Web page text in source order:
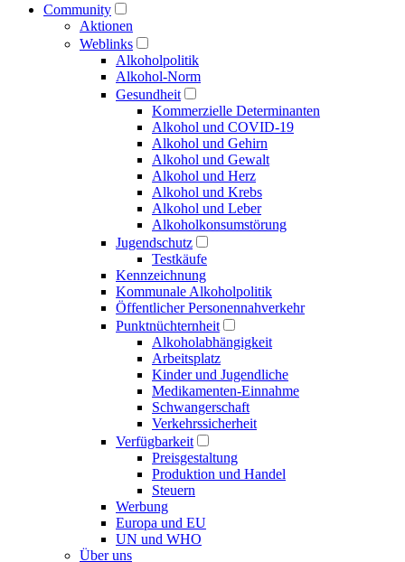
Community
Aktionen
Weblinks
Alkoholpolitik
Alkohol-Norm
Gesundheit
Kommerzielle Determinanten
Alkohol und COVID-19
Alkohol und Gehirn
Alkohol und Gewalt
Alkohol und Herz
Alkohol und Krebs
Alkohol und Leber
Alkoholkonsumstörung
Jugendschutz
Testkäufe
Kennzeichnung
Kommunale Alkoholpolitik
Öffentlicher Personennahverkehr
Punktnüchternheit
Alkoholabhängigkeit
Arbeitsplatz
Kinder und Jugendliche
Medikamenten-Einnahme
Schwangerschaft
Verkehrssicherheit
Verfügbarkeit
Preisgestaltung
Produktion und Handel
Steuern
Werbung
Europa und EU
UN und WHO
Über uns